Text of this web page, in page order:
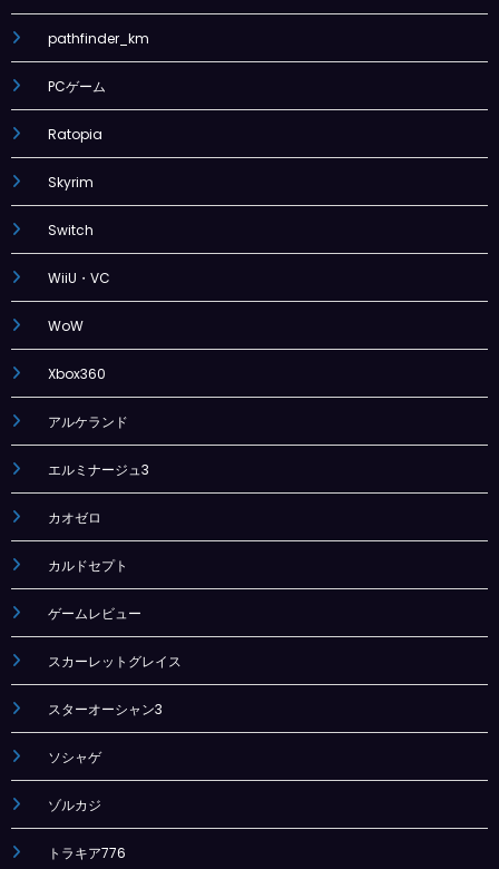
pathfinder_km
PCゲーム
Ratopia
Skyrim
Switch
WiiU・VC
WoW
Xbox360
アルケランド
エルミナージュ3
カオゼロ
カルドセプト
ゲームレビュー
スカーレットグレイス
スターオーシャン3
ソシャゲ
ゾルカジ
トラキア776